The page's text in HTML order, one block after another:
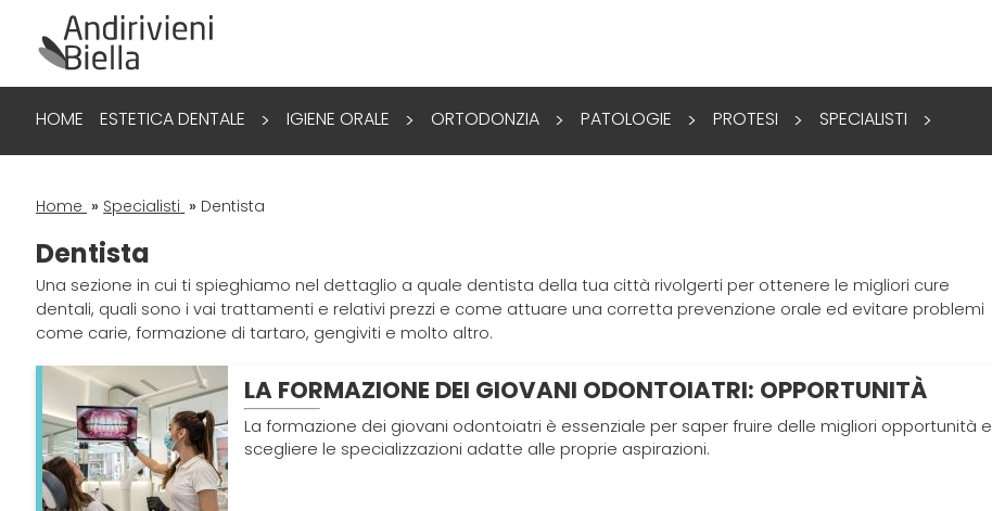
HOME ESTETICA DENTALE > IGIENE ORALE > ORTODONZIA > PATOLOGIE > PROTESI > SPECIALISTI >
Home » Specialisti » Dentista
Dentista
Una sezione in cui ti spieghiamo nel dettaglio a quale dentista della tua città rivolgerti per ottenere le migliori cure
dentali, quali sono i vai trattamenti e relativi prezzi e come attuare una corretta prevenzione orale ed evitare problemi
come carie, formazione di tartaro, gengiviti e molto altro.
LA FORMAZIONE DEI GIOVANI ODONTOIATRI: OPPORTUNITÀ
La formazione dei giovani odontoiatri è essenziale per saper fruire delle migliori opportunità e
scegliere le specializzazioni adatte alle proprie aspirazioni.